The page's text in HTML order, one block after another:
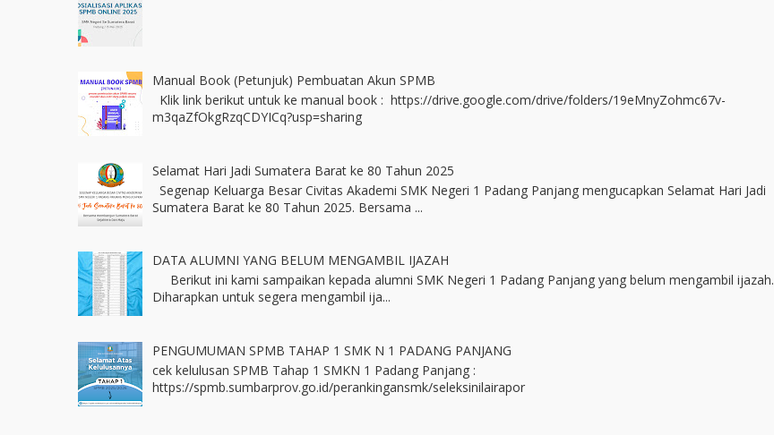
Manual Book (Petunjuk) Pembuatan Akun SPMB
Klik link berikut untuk ke manual book : https://drive.google.com/drive/folders/19eMnyZohmc67v-
m3qaZfOkgRzqCDYICq?usp=sharing
Selamat Hari Jadi Sumatera Barat ke 80 Tahun 2025
Segenap Keluarga Besar Civitas Akademi SMK Negeri 1 Padang Panjang mengucapkan Selamat Hari Jadi
Sumatera Barat ke 80 Tahun 2025. Bersama ...
DATA ALUMNI YANG BELUM MENGAMBIL IJAZAH
Berikut ini kami sampaikan kepada alumni SMK Negeri 1 Padang Panjang yang belum mengambil ijazah.
Diharapkan untuk segera mengambil ija...
PENGUMUMAN SPMB TAHAP 1 SMK N 1 PADANG PANJANG
cek kelulusan SPMB Tahap 1 SMKN 1 Padang Panjang :
https://spmb.sumbarprov.go.id/perankingansmk/seleksinilairapor